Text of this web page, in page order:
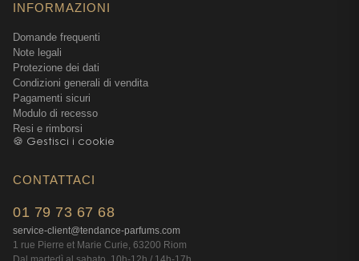
INFORMAZIONI
Domande frequenti
Note legali
Protezione dei dati
Condizioni generali di vendita
Pagamenti sicuri
Modulo di recesso
Resi e rimborsi
🍪 Gestisci i cookie
CONTATTACI
01 79 73 67 68
service-client@tendance-parfums.com
1 rue Pierre et Marie Curie, 63200 Riom